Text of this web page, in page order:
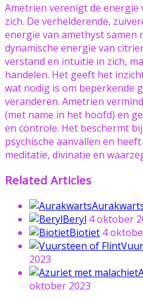
Ametrien verenigt de energie
zich. De verhelderende,
energie van amethyst samen
dynamische energie van
verstand en intuïtie in zich,
handelen. Het geeft het
wat nodig is om beperkende
veranderen. Ametrien
(met name in het hoofd) en
en controle. Het beschermt
psychische aanvallen en
meditatie, divinatie en
Related Articles
Beryl 4 oktober
Biotiet 4
2023
oktober 2023